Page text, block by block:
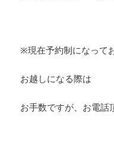
※現在予約制になって
お越しになる際は
お手数ですが、お電話